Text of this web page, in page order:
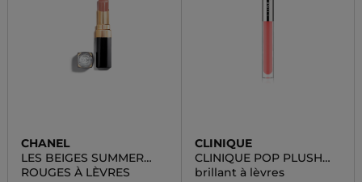
CHANEL
LES BEIGES SUMMER
VOYAGE
ROUGES À LÈVRES
CLINIQUE
CLINIQUE POP PLUSH
CREAMY LIP GLOSS
brillant à lèvres